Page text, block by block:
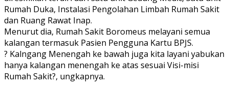
Rumah Duka, Instalasi Pengolahan Limbah Rumah Sakit
dan Ruang Rawat Inap.
Menurut dia, Rumah Sakit Boromeus melayani semua
kalangan termasuk Pasien Pengguna Kartu BPJS.
? Kalngang Menengah ke bawah juga kita layani yabukan
hanya kalangan menengah ke atas sesuai Visi-misi
Rumah Sakit?, ungkapnya.